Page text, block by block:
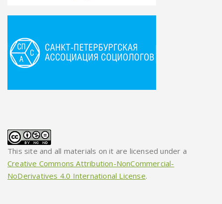
This site and all materials on it are licensed under a
Creative Commons Attribution-NonCommercial-
NoDerivatives 4.0 International License.